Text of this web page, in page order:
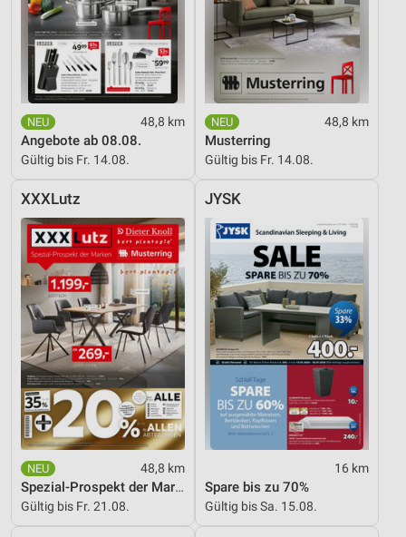
48,8 km
Angebote ab 08.08.
Gültig bis Fr. 14.08.
48,8 km
Musterring
Gültig bis Fr. 14.08.
XXXLutz
48,8 km
Spezial-Prospekt der Marken
Gültig bis Fr. 21.08.
JYSK
16 km
Spare bis zu 70%
Gültig bis Sa. 15.08.